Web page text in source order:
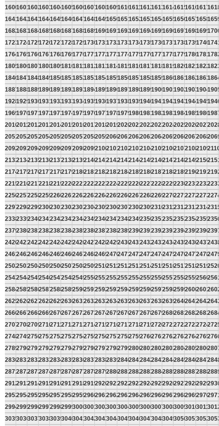
160016011602160316041605160616071608160916101611161216131614161516161617
164116421643164416451646164716481649165016511652165316541655165616571658
168216831684168516861687168816891690169116921693169416951696169716981699
172317241725172617271728172917301731173217331734173517361737173817391740
176417651766176717681769177017711772177317741775177617771778177917801781
180518061807180818091810181118121813181418151816181718181819182018211822
184618471848184918501851185218531854185518561857185818591860186118621863
188718881889189018911892189318941895189618971898189919001901190219031904
192819291930193119321933193419351936193719381939194019411942194319441945
196919701971197219731974197519761977197819791980198119821983198419851986
201020112012201320142015201620172018201920202021202220232024202520262027
205120522053205420552056205720582059206020612062206320642065206620672068
209220932094209520962097209820992100210121022103210421052106210721082109
213321342135213621372138213921402141214221432144214521462147214821492150
217421752176217721782179218021812182218321842185218621872188218921902191
221522162217221822192220222122222223222422252226222722282229223022312232
225622572258225922602261226222632264226522662267226822692270227122722273
229722982299230023012302230323042305230623072308230923102311231223132314
233823392340234123422343234423452346234723482349235023512352235323542355
237923802381238223832384238523862387238823892390239123922393239423952396
242024212422242324242425242624272428242924302431243224332434243524362437
246124622463246424652466246724682469247024712472247324742475247624772478
250225032504250525062507250825092510251125122513251425152516251725182519
254325442545254625472548254925502551255225532554255525562557255825592560
258425852586258725882589259025912592259325942595259625972598259926002601
262526262627262826292630263126322633263426352636263726382639264026412642
266626672668266926702671267226732674267526762677267826792680268126822683
270727082709271027112712271327142715271627172718271927202721272227232724
274827492750275127522753275427552756275727582759276027612762276327642765
278927902791279227932794279527962797279827992800280128022803280428052806
283028312832283328342835283628372838283928402841284228432844284528462847
287128722873287428752876287728782879288028812882288328842885288628872888
291229132914291529162917291829192920292129222923292429252926292729282929
295329542955295629572958295929602961296229632964296529662967296829692970
299429952996299729982999300030013002300330043005300630073008300930103011
303530363037303830393040304130423043304430453046304730483049305030513052